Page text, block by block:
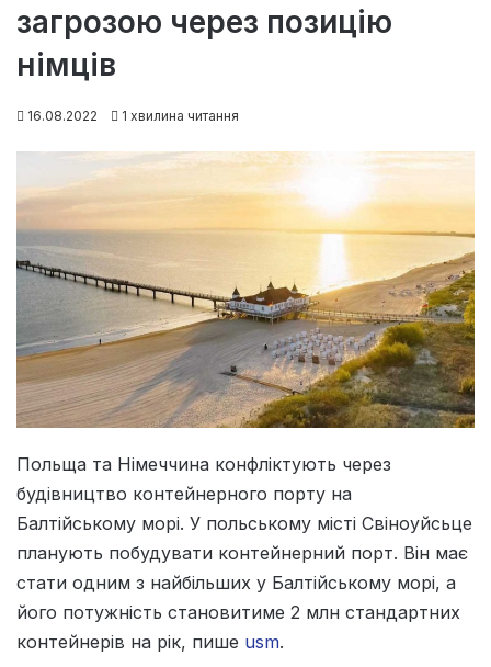
загрозою через позицію
німців
16.08.2022 1 хвилина читання
Польща та Німеччина конфліктують через
будівництво контейнерного порту на
Балтійському морі. У польському місті Свіноуйсьце
планують побудувати контейнерний порт. Він має
стати одним з найбільших у Балтійському морі, а
його потужність становитиме 2 млн стандартних
контейнерів на рік, пише usm.